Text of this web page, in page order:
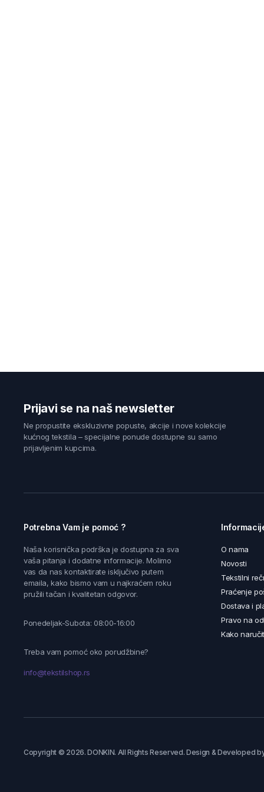
Prijavi se na naš newsletter
Ne propustite ekskluzivne popuste, akcije i nove kolekcije
kućnog tekstila – specijalne ponude dostupne su samo
prijavljenim kupcima.
Potrebna Vam je pomoć ?
Naša korisnička podrška je dostupna za sva
vaša pitanja i dodatne informacije. Molimo
vas da nas kontaktirate isključivo putem
emaila, kako bismo vam u najkraćem roku
pružili tačan i kvalitetan odgovor.
Ponedeljak-Subota: 08:00-16:00
Treba vam pomoć oko porudžbine?
info@tekstilshop.rs
O nama
Novosti
Tekstilni
Praćenje
Dostava i
Pravo na
Kako
Copyright © 2026. DONKIN. All Rights Reserved. Design & Developed